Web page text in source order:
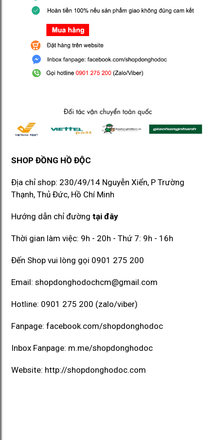
SHOP ĐỒNG HỒ ĐỘC
Địa chỉ shop: 230/49/14 Nguyễn Xiển, P Trường
Thạnh, Thủ Đức, Hồ Chí Minh​​
Hướng dẫn chỉ đường tại đây
Thời gian làm việc: 9h - 20h - Thứ 7: 9h - 16h
Đến Shop vui lòng gọi 0901 275 200
Email: shopdonghodochcm@gmail.com
Hotline: 0901 275 200 (zalo/viber)
Fanpage: facebook.com/shopdonghodoc
Inbox Fanpage: m.me/shopdonghodoc
Website: http://shopdonghodoc.com